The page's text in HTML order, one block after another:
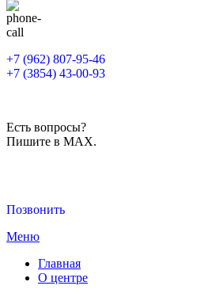
+7 (962) 807-95-46
+7 (3854) 43-00-93
Есть вопросы?
Пишите в MAX.
Позвонить
Меню
Главная
О центре